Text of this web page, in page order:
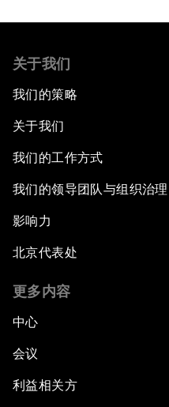
关于我们
我们的策略
关于我们
我们的工作方式
我们的领导团队与组织治理
影响力
北京代表处
更多内容
中心
会议
利益相关方